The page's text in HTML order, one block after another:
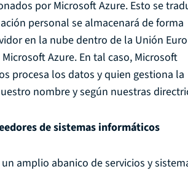
por Microsoft Azure. Esto se
personal se almacenará de forma
en la nube dentro de la Unión
Azure. En tal caso, Microsoft
procesa los datos y quien gestiona la
nombre y según nuestras
de sistemas informáticos
amplio abanico de servicios y